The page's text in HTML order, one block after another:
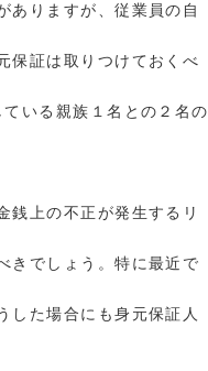
ありますが、従業員の自
保証は取りつけておくべ
いる親族１名との２名の
銭上の不正が発生するリ
きでしょう。特に最近で
した場合にも身元保証人